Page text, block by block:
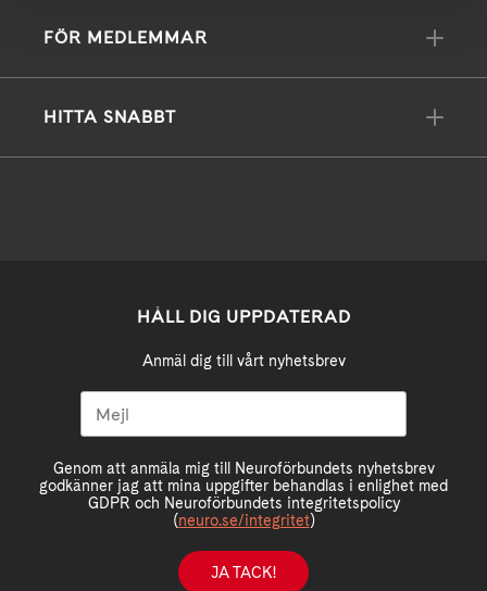
FÖR MEDLEMMAR
HITTA SNABBT
HÅLL DIG UPPDATERAD
Anmäl dig till vårt nyhetsbrev
Genom att anmäla mig till Neuroförbundets nyhetsbrev
godkänner jag att mina uppgifter behandlas i enlighet med
GDPR och Neuroförbundets integritetspolicy
(neuro.se/integritet)
JA TACK!